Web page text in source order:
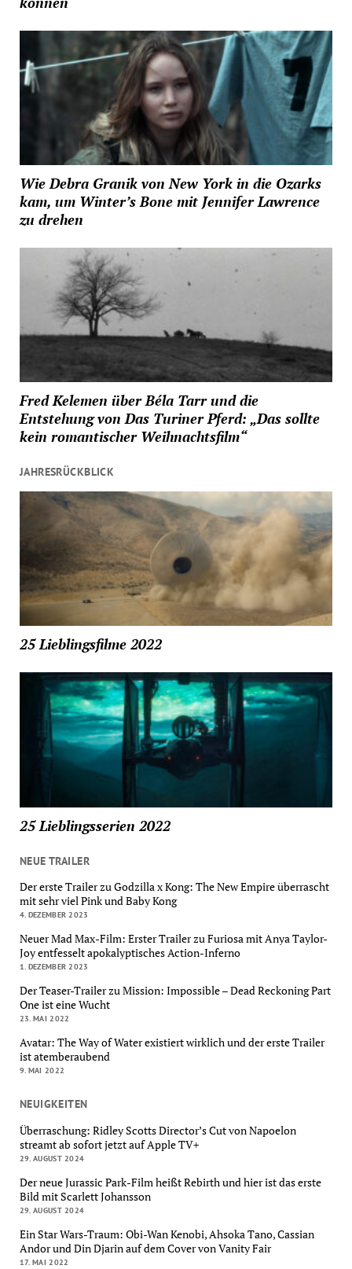
Wie Debra Granik von New York in die Ozarks
kam, um Winter’s Bone mit Jennifer Lawrence
zu drehen
Fred Kelemen über Béla Tarr und die
Entstehung von Das Turiner Pferd: „Das sollte
kein romantischer Weihnachtsfilm“
JAHRESRÜCKBLICK
25 Lieblingsfilme 2022
25 Lieblingsserien 2022
NEUE TRAILER
Der erste Trailer zu Godzilla x Kong: The New Empire überrascht
mit sehr viel Pink und Baby Kong
4. DEZEMBER 2023
Neuer Mad Max-Film: Erster Trailer zu Furiosa mit Anya Taylor-
Joy entfesselt apokalyptisches Action-Inferno
1. DEZEMBER 2023
Der Teaser-Trailer zu Mission: Impossible – Dead Reckoning Part
One ist eine Wucht
23. MAI 2022
Avatar: The Way of Water existiert wirklich und der erste Trailer
ist atemberaubend
9. MAI 2022
NEUIGKEITEN
Überraschung: Ridley Scotts Director’s Cut von Napoelon
streamt ab sofort jetzt auf Apple TV+
29. AUGUST 2024
Der neue Jurassic Park-Film heißt Rebirth und hier ist das erste
Bild mit Scarlett Johansson
29. AUGUST 2024
Ein Star Wars-Traum: Obi-Wan Kenobi, Ahsoka Tano, Cassian
Andor und Din Djarin auf dem Cover von Vanity Fair
17. MAI 2022